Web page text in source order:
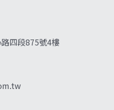
四段875號4樓